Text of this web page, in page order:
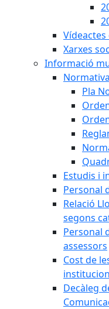
Xarxes
Informació
Pla
Estudis i
Personal
Relació
segons
Personal
assessors
Cost de
Decàleg